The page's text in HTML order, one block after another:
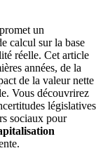
promet un
calcul sur la base
réelle. Cet article
années, de la
de la valeur nette
Vous découvrirez
législatives
sociaux pour